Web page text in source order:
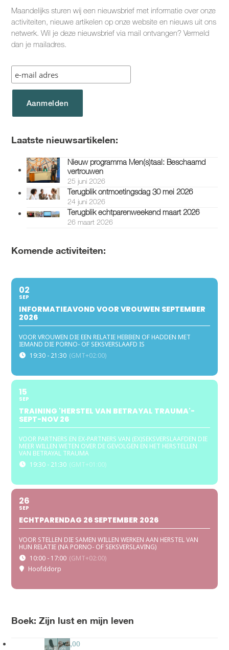
Maandelijks sturen wij een nieuwsbrief met informatie over onze
activiteiten, nieuwe artikelen op onze website en nieuws uit ons
netwerk. Wil je deze nieuwsbrief via mail ontvangen? Vermeld
dan je mailadres.
Laatste nieuwsartikelen:
Nieuw programma Men(s)taal: Beschaamd
vertrouwen
25 juni 2026
Terugblik ontmoetingsdag 30 mei 2026
24 juni 2026
Terugblik echtparenweekend maart 2026
26 maart 2026
Komende activiteiten:
02
SEP
INFORMATIEAVOND VOOR VROUWEN SEPTEMBER
2026
VOOR VROUWEN DIE EEN RELATIE HEBBEN OF HADDEN MET
IEMAND DIE PORNO- OF SEKSVERSLAAFD IS
19:30 - 21:30 (GMT+02:00)
15
SEP
TRAINING 'HERSTEL VAN BETRAYAL TRAUMA'-
SEPT-NOV 26
VOOR PARTNERS EN EX-PARTNERS VAN (EX)SEKSVERSLAAFDEN DIE
MEER WILLEN WETEN OVER DE GEVOLGEN EN HET HERSTELLEN
VAN BETRAYAL TRAUMA
19:30 - 21:30 (GMT+01:00)
26
SEP
ECHTPARENDAG 26 SEPTEMBER 2026
VOOR STELLEN DIE SAMEN WILLEN WERKEN AAN HERSTEL VAN
HUN RELATIE (NA PORNO- OF SEKSVERSLAVING)
10:00 - 17:00 (GMT+02:00)
Hoofddorp
Boek: Zijn lust en mijn leven
Gift €30,00